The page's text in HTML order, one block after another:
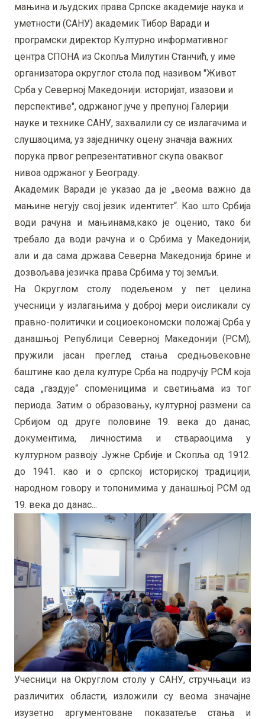
мањина и људских права Српске академије наука и
уметности (САНУ) академик Тибор Варади и
програмски директор Културно информативног
центра СПОНА из Скопља Милутин Станчић, у име
организатора округлог стола под називом "Живот
Срба у Северној Македонији: историјат, изазови и
перспективе", одржаног јуче у препуној Галерији
науке и технике САНУ, захвалили су се излагачима и
слушаоцима, уз заједничку оцену значаја важних
порука првог репрезентативног скупа оваквог
нивоа одржаног у Београду.
Академик Варади је указао да је „веома важно да
мањине негују свој језик идентитет“. Као што Србија
води рачуна и мањинама,како је оценио, тако би
требало да води рачуна и о Србима у Македонији,
али и да сама држава Северна Македонија брине и
дозвољава језичка права Србима у тој земљи.
На Округлом столу подељеном у пет целина
учесници у излагањима у доброј мери оисликали су
правно-политички и социоекономски положај Срба у
данашњој Републици Северној Македонији (РСМ),
пружили јасан преглед стања средњовековне
баштине као дела културе Срба на подручју РСМ која
сада „газдује“ споменицима и светињама из тог
периода. Затим о образовању, културној размени са
Србијом од друге половине 19. века до данас,
документима, личностима и ствараоцима у
културном развоју Јужне Србије и Скопља од 1912.
до 1941. као и о српској историјској традицији,
народном говору и топонимима у данашњој РСМ од
19. века до данас...
Учесници на Округлом столу у САНУ, стручњаци из
различитих области, изложили су веома значајне
изузетно аргументоване показатеље стања и